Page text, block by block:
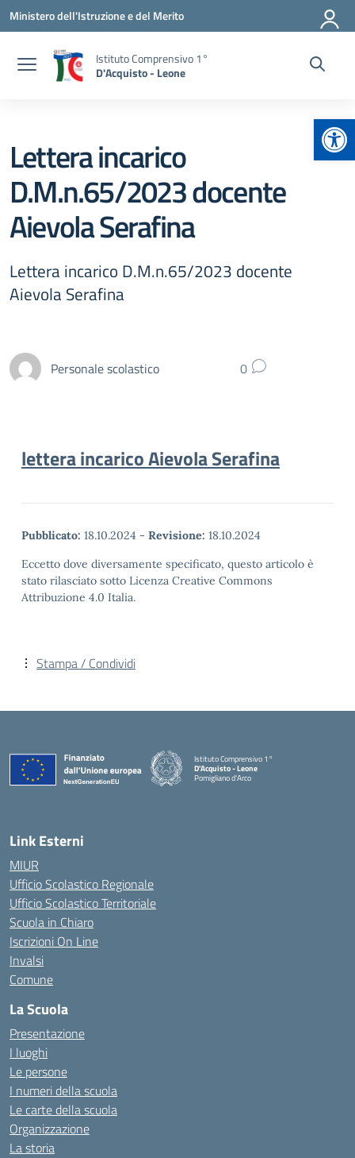
Vai ai contenuti
Vai al menu di navigazione
Vai al footer
Ministero dell'Istruzione e del Merito
Istituto Comprensivo 1°
D'Acquisto - Leone
Lettera incarico
D.M.n.65/2023 docente
Aievola Serafina
Lettera incarico D.M.n.65/2023 docente
Aievola Serafina
Personale scolastico 0
lettera incarico Aievola Serafina
Pubblicato: 18.10.2024 - Revisione: 18.10.2024
Eccetto dove diversamente specificato, questo articolo è
stato rilasciato sotto Licenza Creative Commons
Attribuzione 4.0 Italia.
Stampa / Condividi
Istituto Comprensivo 1°
D'Acquisto - Leone
Pomigliano d'Arco
— Visita la pagina iniziale della scuola
Link Esterni
MIUR
Ufficio Scolastico Regionale
Ufficio Scolastico Territoriale
Scuola in Chiaro
Iscrizioni On Line
Invalsi
Comune
La Scuola
Presentazione
I luoghi
Le persone
I numeri della scuola
Le carte della scuola
Organizzazione
La storia